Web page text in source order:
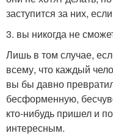
заступится за них,
3. вы никогда не
Лишь в том случае,
всему, что каждый
вы бы давно
бесформенную,
кто-нибудь пришел и
интересным.